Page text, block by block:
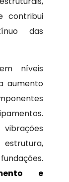
contribui
das
níveis
aumento
e